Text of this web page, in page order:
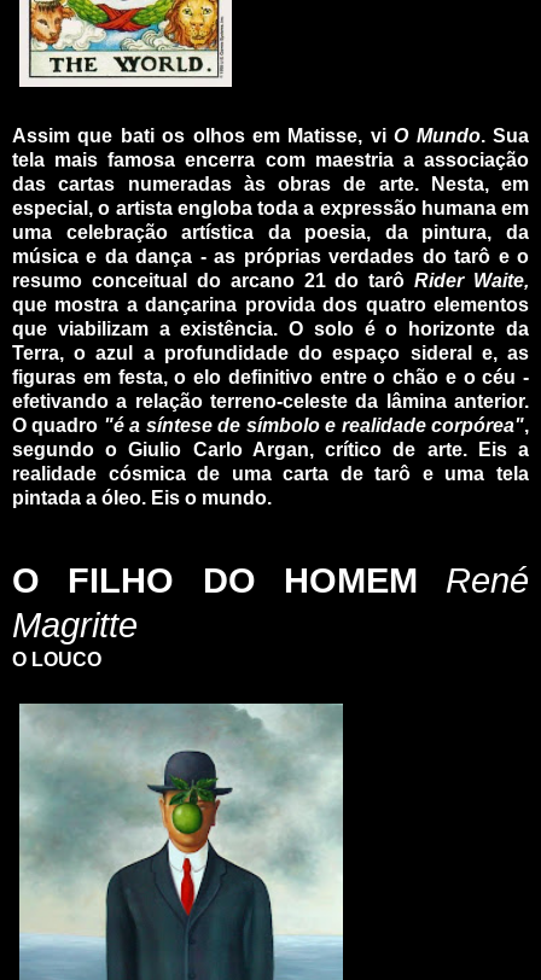
Assim que bati os olhos em Matisse, viO Mundo. Sua
tela mais famosa encerra com maestria a associação
das cartas numeradas às obras de arte. Nesta, em
especial, o artista engloba toda a expressão humana em
uma celebração artística da poesia, da pintura, da
música e da dança - as próprias verdades do tarô e o
resumo conceitual do arcano 21 do tarôRider Waite,
que mostra a dançarina provida dos quatro elementos
que viabilizam a existência. O solo é o horizonte da
Terra, o azul a profundidade do espaço sideral e, as
figuras em festa, o elo definitivo entre o chão e o céu -
efetivando a relação terreno-celeste da lâmina anterior.
O quadro "é a síntese de símbolo e realidade corpórea",
segundo o Giulio Carlo Argan, crítico de arte. Eis a
realidade cósmica de uma carta de tarô e uma tela
pintada a óleo. Eis o mundo.
O FILHO DO HOMEM
René
Magritte
O LOUCO